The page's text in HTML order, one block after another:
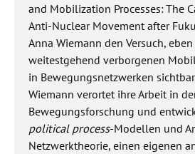
and Mobilization Processes: The
Anti-Nuclear Movement after
Anna Wiemann den Versuch,
weitestgehend verborgenen
in Bewegungsnetzwerken
Wiemann verortet ihre Arbeit in
Bewegungsforschung und
political process-Modellen und
Netzwerktheorie, einen eigenen